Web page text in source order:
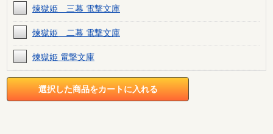
煉獄姫 三幕 電撃文庫
煉獄姫 二幕 電撃文庫
煉獄姫 電撃文庫